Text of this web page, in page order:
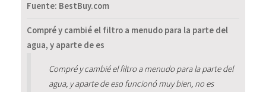
Fuente: BestBuy.com
Compré y cambié el filtro a menudo para la parte del
agua, y aparte de es
Compré y cambié el filtro a menudo para la parte del
agua, y aparte de eso funcionó muy bien, no es